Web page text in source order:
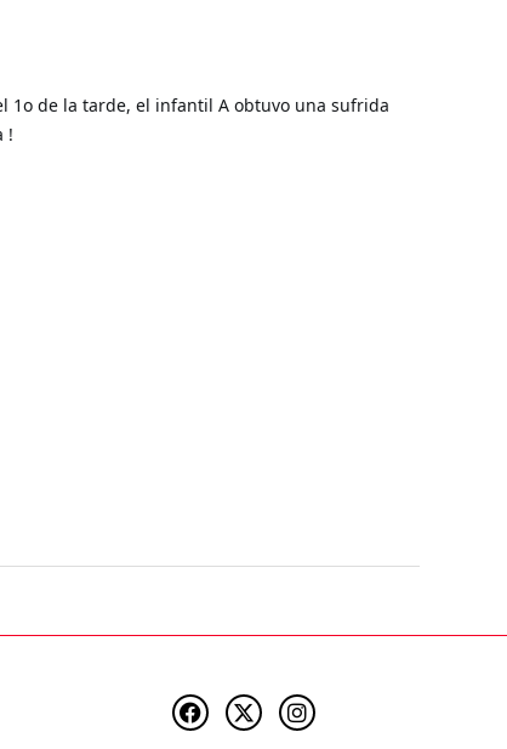
1o de la tarde, el infantil A obtuvo una sufrida
!